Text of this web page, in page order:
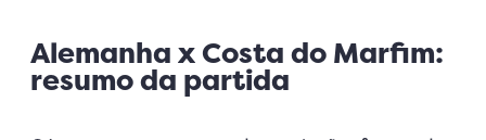
Alemanha x Costa do Marfim:
resumo da partida